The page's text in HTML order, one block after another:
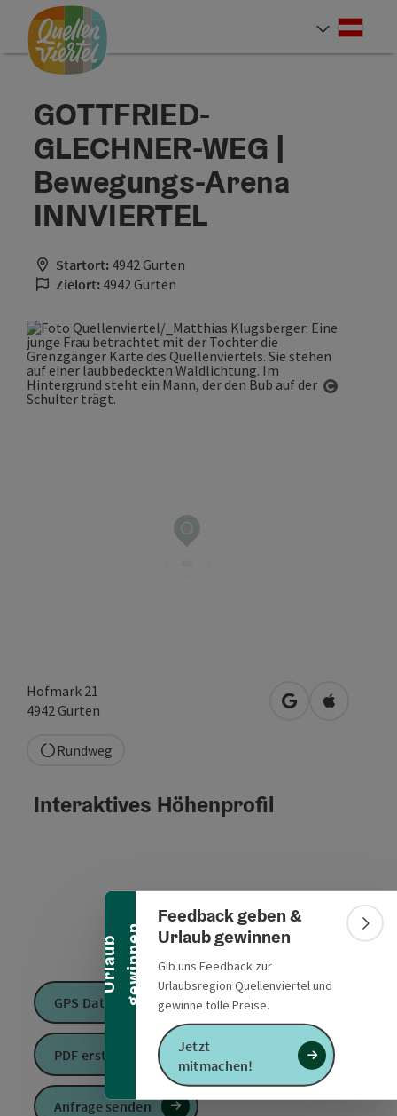
Zum Inhalt
Zur Navigation
Zum Seitenanfang
U
r
l
a
u
b
g
e
w
i
n
n
e n
Banner einklappen
Feedback geben &
Urlaub gewinnen
Gib uns Feedback zur
Urlaubsregion Quellenviertel und
gewinne tolle Preise.
Jetzt
mitmachen!
GOTTFRIED-
GLECHNER-WEG |
Bewegungs-Arena
INNVIERTEL
Startort: 4942 Gurten
Zielort: 4942 Gurten
Hofmark 21
4942 Gurten in Google Maps
in Apple
Rundweg
Interaktives Höhenprofil
GPS Daten downloaden
PDF erstellen
Anfrage senden